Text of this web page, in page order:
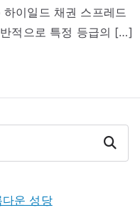
이일드 채권 스프레드
적으로 특정 등급의 […]
Search
운 성당